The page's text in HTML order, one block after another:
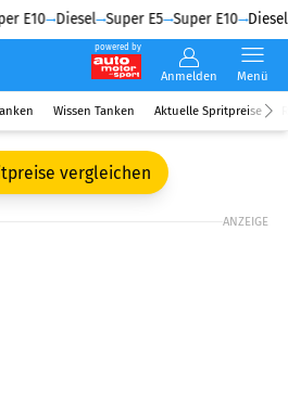
E10 Diesel Super E5 Super E10 Diesel
powered by
Anmelden Menü
Wissen Tanken Aktuelle Spritpreise
vergleichen
ANZEIGE